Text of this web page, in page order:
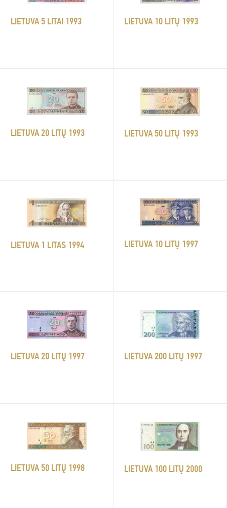
LIETUVA 5 LITAI 1993 LIETUVA 10 LITŲ 1993
LIETUVA 20 LITŲ 1993 LIETUVA 50 LITŲ 1993
LIETUVA 1 LITAS 1994 LIETUVA 10 LITŲ 1997
LIETUVA 20 LITŲ 1997 LIETUVA 200 LITŲ 1997
LIETUVA 50 LITŲ 1998 LIETUVA 100 LITŲ 2000